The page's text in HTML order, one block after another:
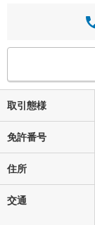
取引態様
免許番号
住所
交通